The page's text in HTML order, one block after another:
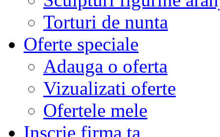
Torturi de nunta
Oferte speciale
Adauga o oferta
Vizualizati oferte
Ofertele mele
Inscrie firma ta